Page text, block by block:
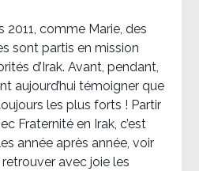
2011, comme Marie, des
sont partis en mission
d’Irak. Avant, pendant,
aujourd’hui témoigner que
les plus forts ! Partir
Fraternité en Irak, c’est
année après année, voir
avec joie les